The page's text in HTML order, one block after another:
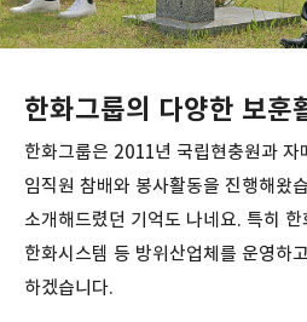
한화그룹의 다양한 보훈
한화그룹은 2011년 국립현충원과 자
임직원 참배와 봉사활동을 진행해왔
소개해드렸던 기억도 나네요. 특히
한화시스템 등 방위산업체를 운영하
하겠습니다.